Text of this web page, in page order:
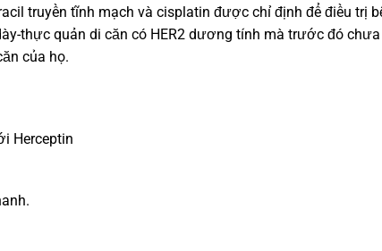
truyền tĩnh mạch và cisplatin được chỉ định để điều trị
thực quản di căn có HER2 dương tính mà trước đó chưa
của họ.
Herceptin